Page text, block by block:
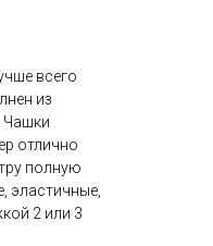
всего
из
Чашки
отлично
полную
эластичные,
2 или 3